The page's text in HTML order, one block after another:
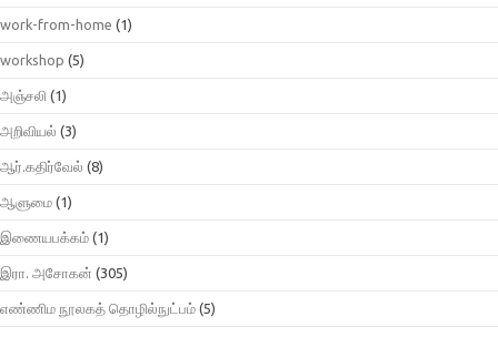
work-from-home (1)
workshop (5)
அஞ்சலி (1)
அறிவியல் (3)
ஆர்.கதிர்வேல் (8)
ஆளுமை (1)
இணையபக்கம் (1)
இரா. அசோகன் (305)
எண்ணிம நூலகத் தொழில்நுட்பம் (5)